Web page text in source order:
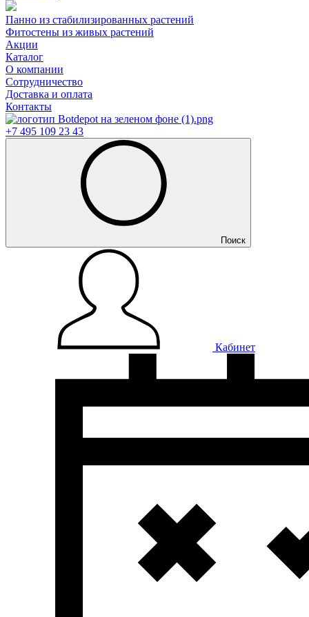
Панно из стабилизированных растений
Фитостены из живых растений
Акции
Каталог
О компании
Сотрудничество
Доставка и оплата
Контакты
+7 495 109 23 43
Поиск
Кабинет